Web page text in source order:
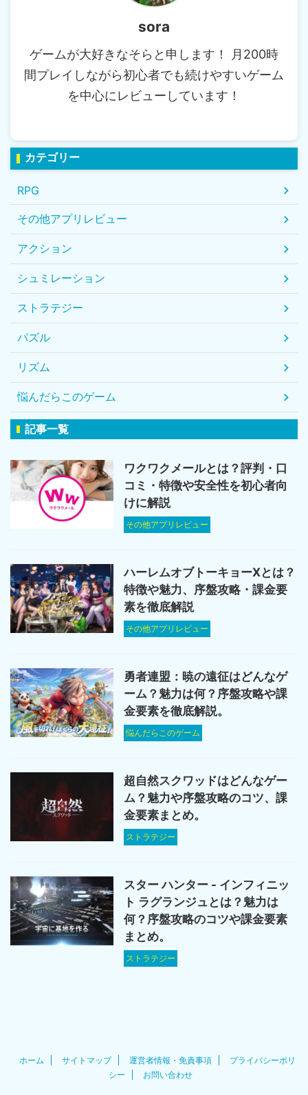
sora
ゲームが大好きなそらと申します！ 月200時
間プレイしながら初心者でも続けやすいゲーム
を中心にレビューしています！
カテゴリー
RPG
その他アプリレビュー
アクション
シュミレーション
ストラテジー
パズル
リズム
悩んだらこのゲーム
記事一覧
ワクワクメールとは？評判・口
コミ・特徴や安全性を初心者向
けに解説
その他アプリレビュー
ハーレムオブトーキョーXとは？
特徴や魅力、序盤攻略・課金要
素を徹底解説
その他アプリレビュー
勇者連盟：暁の遠征はどんなゲ
ーム？魅力は何？序盤攻略や課
金要素を徹底解説。
悩んだらこのゲーム
超自然スクワッドはどんなゲー
ム？魅力や序盤攻略のコツ、課
金要素まとめ。
ストラテジー
スター ハンター - インフィニッ
ト ラグランジュとは？魅力は
何？序盤攻略のコツや課金要素
まとめ。
ストラテジー
ホーム サイトマップ 運営者情報・免責事項
プライバシーポリ
シー
お問い合わせ